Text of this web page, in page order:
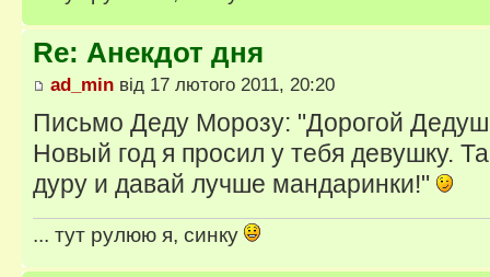
Re: Анекдот дня
ad_min від 17 лютого 2011, 20:20
Письмо Деду Морозу: "Дорогой
Новый год я просил у тебя девушку.
дуру и давай лучше мандаринки!"
... тут рулюю я, синку